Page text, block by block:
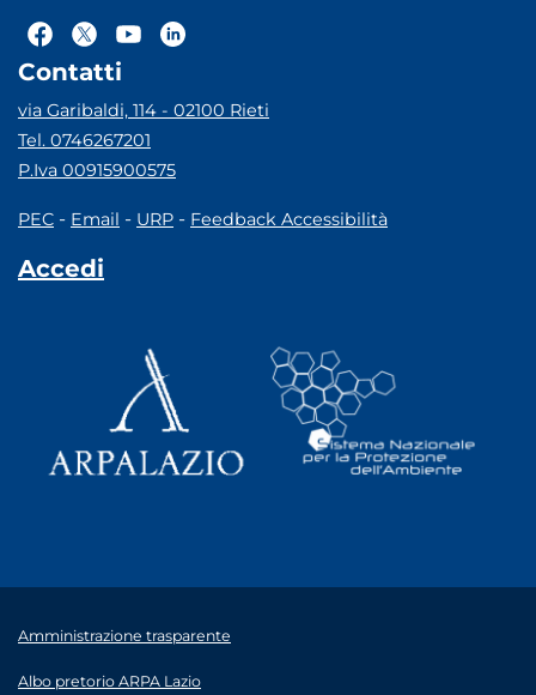
Contatti
via Garibaldi, 114 - 02100 Rieti
Tel. 0746267201
P.Iva 00915900575
PEC - Email - URP - Feedback Accessibilità
Accedi
Amministrazione trasparente
Albo pretorio ARPA Lazio